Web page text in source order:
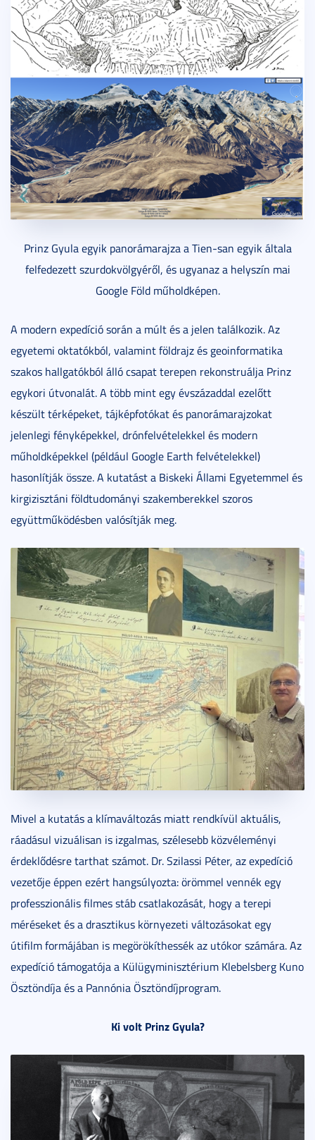
Prinz Gyula egyik panorámarajza a Tien-san egyik általa
felfedezett szurdokvölgyéről, és ugyanaz a helyszín mai
Google Föld műholdképen.
A modern expedíció során a múlt és a jelen találkozik. Az
egyetemi oktatókból, valamint földrajz és geoinformatika
szakos hallgatókból álló csapat terepen rekonstruálja Prinz
egykori útvonalát. A több mint egy évszázaddal ezelőtt
készült térképeket, tájképfotókat és panorámarajzokat
jelenlegi fényképekkel, drónfelvételekkel és modern
műholdképekkel (például Google Earth felvételekkel)
hasonlítják össze. A kutatást a Biskeki Állami Egyetemmel és
kirgizisztáni földtudományi szakemberekkel szoros
együttműködésben valósítják meg.
Mivel a kutatás a klímaváltozás miatt rendkívül aktuális,
ráadásul vizuálisan is izgalmas, szélesebb közvéleményi
érdeklődésre tarthat számot. Dr. Szilassi Péter, az expedíció
vezetője éppen ezért hangsúlyozta: örömmel vennék egy
professzionális filmes stáb csatlakozását, hogy a terepi
méréseket és a drasztikus környezeti változásokat egy
útifilm formájában is megörökíthessék az utókor számára. Az
expedíció támogatója a Külügyminisztérium Klebelsberg Kuno
Ösztöndíja és a Pannónia Ösztöndíjprogram.
Ki volt Prinz Gyula?